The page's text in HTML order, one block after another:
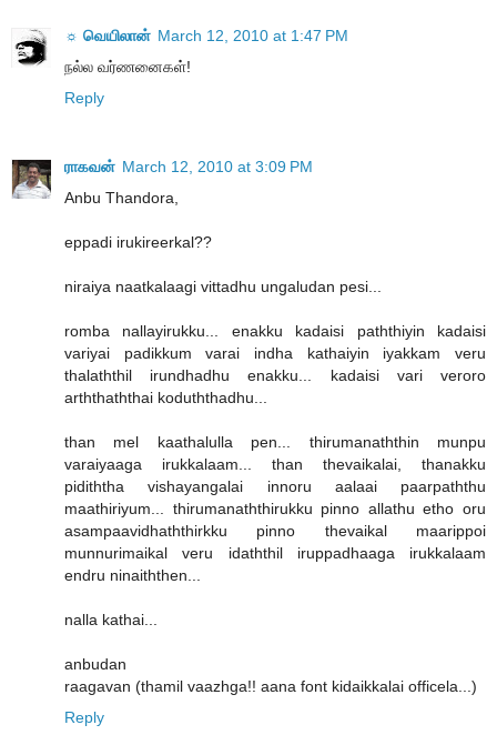
☼ வெயிலான் March 12, 2010 at 1:47 PM
நல்ல வர்ணனைகள்!
Reply
ராகவன் March 12, 2010 at 3:09 PM
Anbu Thandora,
eppadi irukireerkal??
niraiya naatkalaagi vittadhu ungaludan pesi...
romba nallayirukku... enakku kadaisi paththiyin kadaisi
variyai padikkum varai indha kathaiyin iyakkam veru
thalaththil irundhadhu enakku... kadaisi vari veroro
arththaththai koduththadhu...
than mel kaathalulla pen... thirumanaththin munpu
varaiyaaga irukkalaam... than thevaikalai, thanakku
pidiththa vishayangalai innoru aalaai paarpaththu
maathiriyum... thirumanaththirukku pinno allathu etho oru
asampaavidhaththirkku pinno thevaikal maarippoi
munnurimaikal veru idaththil iruppadhaaga irukkalaam
endru ninaiththen...
nalla kathai...
anbudan
raagavan (thamil vaazhga!! aana font kidaikkalai officela...)
Reply